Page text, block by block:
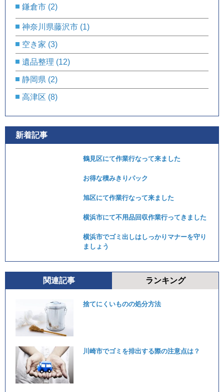
鎌倉市 (2)
神奈川県藤沢市 (1)
空き家 (3)
遺品整理 (12)
静岡県 (2)
高津区 (8)
新着記事
鶴見区にて作業行なって来ました
お得な積みきりパック
旭区にて作業行なって来ました
横浜市にて不用品回収作業行ってきました
横浜市でゴミ出しはしっかりマナーを守り
ましょう
関連記事 ランキング
捨てにくいものの処分方法
川崎市でゴミを排出する際の注意点は？